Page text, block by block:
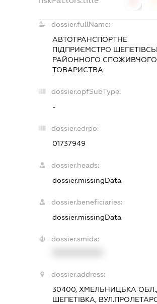
dossier.fullName:
АВТОТРАНСПОРТНЕ
ПІДПРИЄМСТРО
РАЙОННОГО СПОЖИВЧОГО
ТОВАРИСТВА
dossier.opfSubType:
-
dossier.edrpo:
01737949
dossier.heads:
dossier.missingData
dossier.beneficiaries:
dossier.missingData
dossier.smida:
dossier.address:
30400, ХМЕЛЬНИЦЬКА ОБЛ.,
ШЕПЕТІВКА,